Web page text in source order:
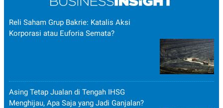
Reli Saham Grup Bakrie: Katalis Aksi
Korporasi atau Euforia Semata?
Asing Tetap Jualan di Tengah IHSG
Menghijau, Apa Saja yang Jadi Ganjalan?